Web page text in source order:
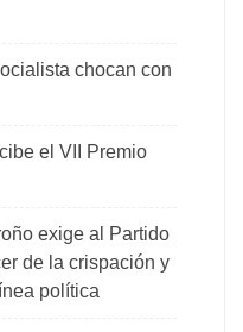
chocan con
el VII Premio
exige al Partido
de la crispación y
política